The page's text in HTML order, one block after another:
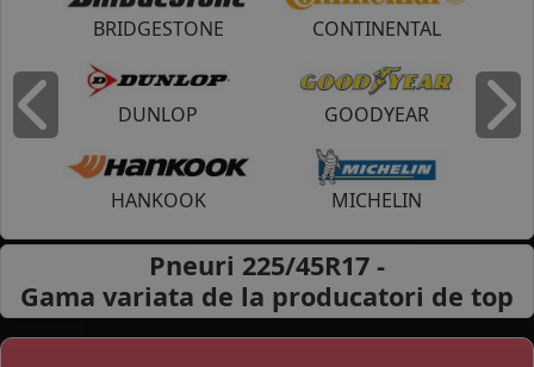
BRIDGESTONE CONTINENTAL
DUNLOP GOODYEAR
HANKOOK MICHELIN
Inapoi
Pneuri 225/45R17 -
Gama variata de la producatori de top